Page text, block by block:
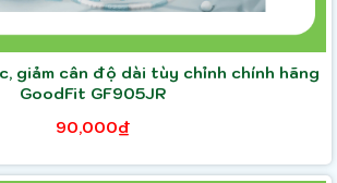
giảm cân độ dài tùy chỉnh chính hãng
GoodFit GF905JR
90,000₫